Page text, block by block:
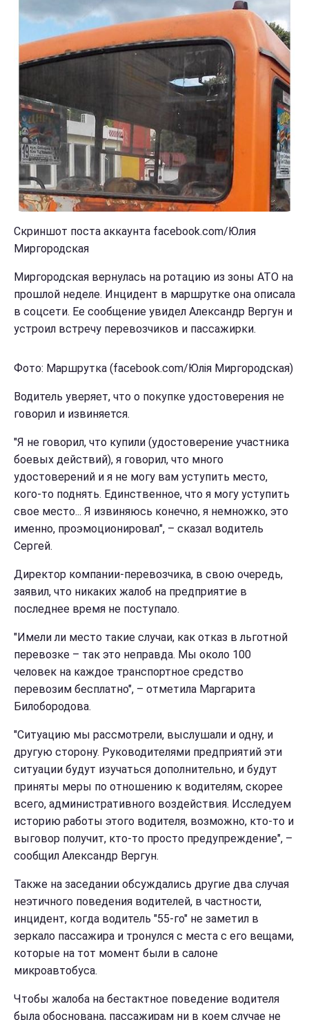
Скриншот поста аккаунта facebook.com/Юлия
Миргородская
Миргородская вернулась на ротацию из зоны АТО на
прошлой неделе. Инцидент в маршрутке она описала
в соцсети. Ее сообщение увидел Александр Вергун и
устроил встречу перевозчиков и пассажирки.
Фото: Маршрутка (facebook.com/Юлія Миргородская)
Водитель уверяет, что о покупке удостоверения не
говорил и извиняется.
"Я не говорил, что купили (удостоверение участника
боевых действий), я говорил, что много
удостоверений и я не могу вам уступить место,
кого-то поднять. Единственное, что я могу уступить
свое место... Я извиняюсь конечно, я немножко, это
именно, проэмоционировал", – сказал водитель
Сергей.
Директор компании-перевозчика, в свою очередь,
заявил, что никаких жалоб на предприятие в
последнее время не поступало.
"Имели ли место такие случаи, как отказ в льготной
перевозке – так это неправда. Мы около 100
человек на каждое транспортное средство
перевозим бесплатно", – отметила Маргарита
Билобородова.
"Ситуацию мы рассмотрели, выслушали и одну, и
другую сторону. Руководителями предприятий эти
ситуации будут изучаться дополнительно, и будут
приняты меры по отношению к водителям, скорее
всего, административного воздействия. Исследуем
историю работы этого водителя, возможно, кто-то и
выговор получит, кто-то просто предупреждение", –
сообщил Александр Вергун.
Также на заседании обсуждались другие два случая
неэтичного поведения водителей, в частности,
инцидент, когда водитель "55-го" не заметил в
зеркало пассажира и тронулся с места с его вещами,
которые на тот момент были в салоне
микроавтобуса.
Чтобы жалоба на бестактное поведение водителя
была обоснована, пассажирам ни в коем случае не